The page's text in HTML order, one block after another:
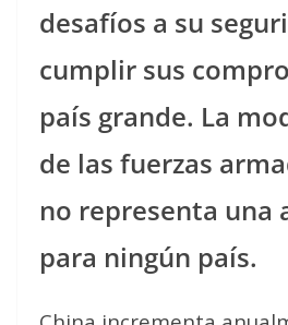
desafíos a su
cumplir sus
país grande. La
de las fuerzas
no representa una
para ningún país.